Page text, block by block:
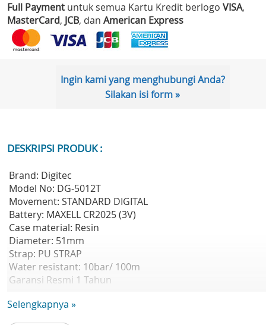
Full Payment untuk semua Kartu Kredit berlogo VISA,
MasterCard, JCB, dan American Express
Ingin kami yang menghubungi Anda?
Silakan isi form »
DESKRIPSI PRODUK :
Brand: Digitec
Model No: DG-5012T
Movement: STANDARD DIGITAL
Battery: MAXELL CR2025 (3V)
Case material: Resin
Diameter: 51mm
Strap: PU STRAP
Water resistant: 10bar/ 100m
Garansi Resmi 1 Tahun
- Time
Selengkapnya »